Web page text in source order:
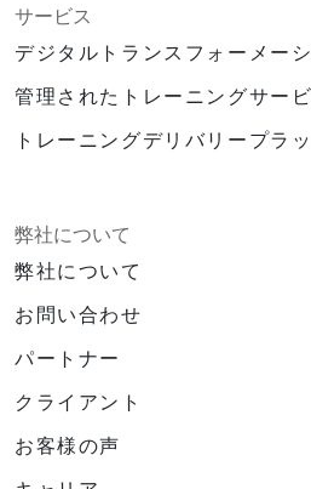
サービス
デジタルトランスフォーメー
管理されたトレーニングサー
トレーニングデリバリープラ
弊社について
弊社について
お問い合わせ
パートナー
クライアント
お客様の声